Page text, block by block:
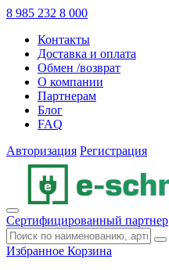
8 985 232 8 000
Контакты
Доставка и оплата
Обмен /возврат
О компании
Партнерам
Блог
FAQ
Авторизация Регистрация
Сертифицированный партнер
Избранное Корзина